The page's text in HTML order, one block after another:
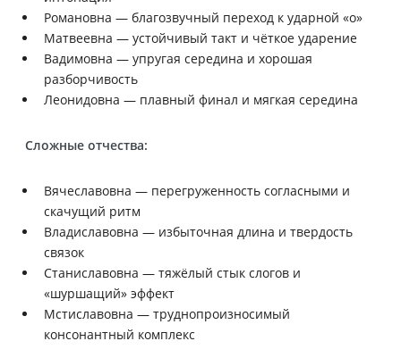
Романовна — благозвучный переход к ударной «о»
Матвеевна — устойчивый такт и чёткое ударение
Вадимовна — упругая середина и хорошая
разборчивость
Леонидовна — плавный финал и мягкая середина
Сложные отчества:
Вячеславовна — перегруженность согласными и
скачущий ритм
Владиславовна — избыточная длина и твердость
связок
Станиславовна — тяжёлый стык слогов и
«шуршащий» эффект
Мстиславовна — труднопроизносимый
консонантный комплекс